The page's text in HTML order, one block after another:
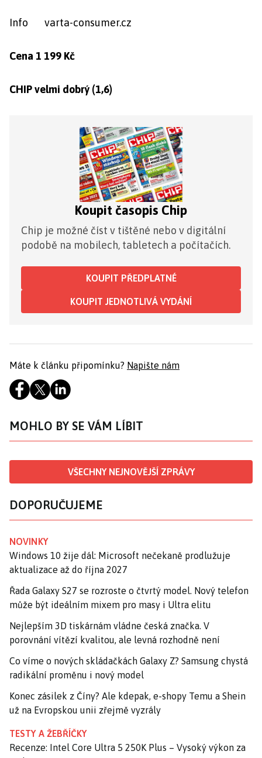
Info varta-consumer.cz
Cena 1 199 Kč
CHIP velmi dobrý (1,6)
Koupit časopis Chip
Chip je možné číst v tištěné nebo v digitální
podobě na mobilech, tabletech a počítačích.
KOUPIT PŘEDPLATNÉ
KOUPIT JEDNOTLIVÁ VYDÁNÍ
Máte k článku připomínku? Napište nám
MOHLO BY SE VÁM LÍBIT
VŠECHNY NEJNOVĚJŠÍ ZPRÁVY
DOPORUČUJEME
NOVINKY
Windows 10 žije dál: Microsoft nečekaně prodlužuje
aktualizace až do října 2027
Řada Galaxy S27 se rozroste o čtvrtý model. Nový telefon
může být ideálním mixem pro masy i Ultra elitu
Nejlepším 3D tiskárnám vládne česká značka. V
porovnání vítězí kvalitou, ale levná rozhodně není
Co víme o nových skládačkách Galaxy Z? Samsung chystá
radikální proměnu i nový model
Konec zásilek z Číny? Ale kdepak, e-shopy Temu a Shein
už na Evropskou unii zřejmě vyzrály
TESTY A ŽEBŘÍČKY
Recenze: Intel Core Ultra 5 250K Plus – Vysoký výkon za